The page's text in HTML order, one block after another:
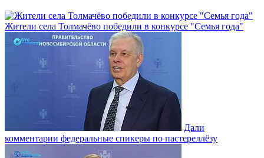
Жители села Толмачёво победили в конкурсе "Семья года"
Дали
комментарии федеральные спикеры по пастереллёзу